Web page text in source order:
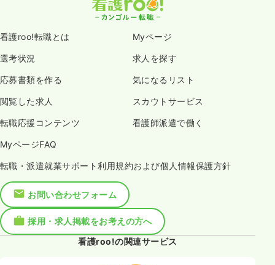
看護roo!転職とは Myページ
選考状況 求人を探す
応募書類を作る 気になるリスト
閲覧した求人 スカウトサービス
転職応援コンテンツ 看護師派遣で働く
MyページFAQ
転職・派遣就業サポート利用規約および個人情報保護方針
お問い合わせフォーム
採用・求人掲載をお考えの方へ
看護roo!の関連サービス